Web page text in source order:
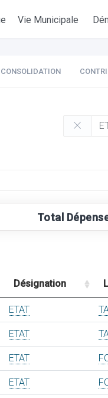
Vie Municipale
CONSOLIDATION
Total
Désignation
ETAT
ETAT
ETAT
ETAT